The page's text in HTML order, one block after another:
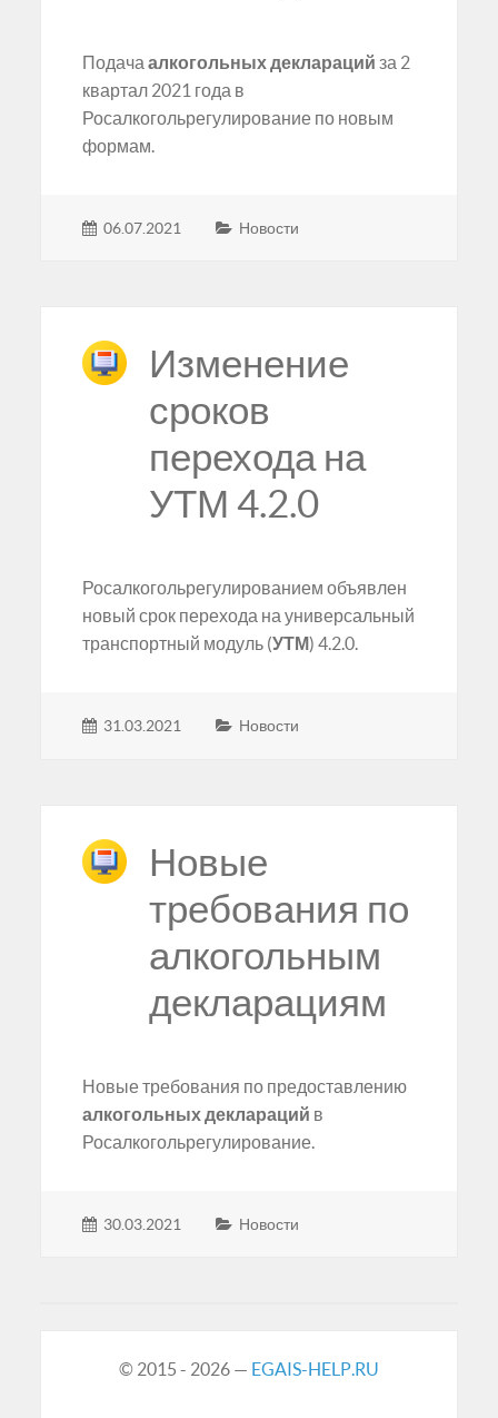
Подачаалкогольных деклараций за 2
квартал 2021 года в
Росалкогольрегулирование по новым
формам.
06.07.2021 Новости
Изменение
сроков
перехода на
УТМ 4.2.0
Росалкогольрегулированием объявлен
новый срок перехода на универсальный
транспортный модуль (УТМ) 4.2.0.
31.03.2021 Новости
Новые
требования по
алкогольным
декларациям
Новые требования по предоставлению
алкогольных деклараций в
Росалкогольрегулирование.
30.03.2021 Новости
© 2015 - 2026 — EGAIS-HELP.RU